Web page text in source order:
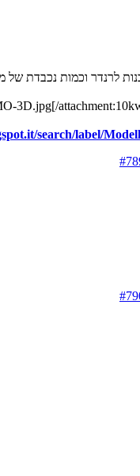
לרנדר וכמות נכבדת של
search/label/